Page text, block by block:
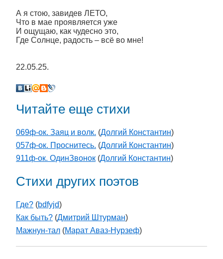
А я стою, завидев ЛЕТО,
Что в мае проявляется уже
И ощущаю, как чудесно это,
Где Солнце, радость – всё во мне!
22.05.25.
Читайте еще стихи
069ф-ок. Заяц и волк. (Долгий Константин)
057ф-ок. Проснитесь. (Долгий Константин)
911ф-ок. ОдинЗвонок (Долгий Константин)
Стихи других поэтов
Где? (bdfyjd)
Как быть? (Дмитрий Штурман)
Мажнун-тал (Марат Аваз-Нурзеф)